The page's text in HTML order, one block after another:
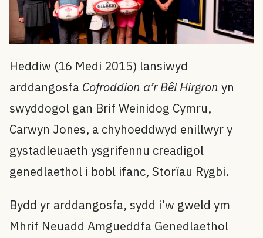
Heddiw (16 Medi 2015) lansiwyd
arddangosfa Cofroddion a’r Bêl Hirgron yn
swyddogol gan Brif Weinidog Cymru,
Carwyn Jones, a chyhoeddwyd enillwyr y
gystadleuaeth ysgrifennu creadigol
genedlaethol i bobl ifanc, Storïau Rygbi.
Bydd yr arddangosfa, sydd i’w gweld ym
Mhrif Neuadd Amgueddfa Genedlaethol